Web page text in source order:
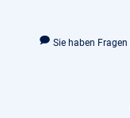
Sie haben